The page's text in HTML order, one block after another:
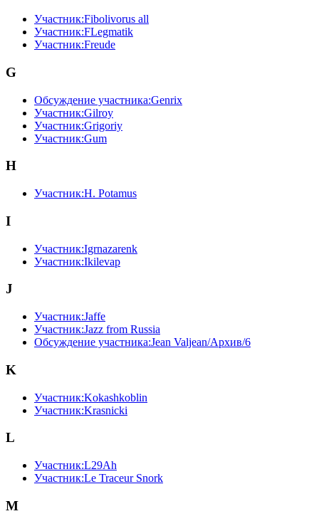
Участник:Fibolivorus all
Участник:FLegmatik
Участник:Freude
G
Обсуждение участника:Genrix
Участник:Gilroy
Участник:Grigoriy
Участник:Gum
H
Участник:H. Potamus
I
Участник:Igrnazarenk
Участник:Ikilevap
J
Участник:Jaffe
Участник:Jazz from Russia
Обсуждение участника:Jean Valjean/Архив/6
K
Участник:Kokashkoblin
Участник:Krasnicki
L
Участник:L29Ah
Участник:Le Traceur Snork
M